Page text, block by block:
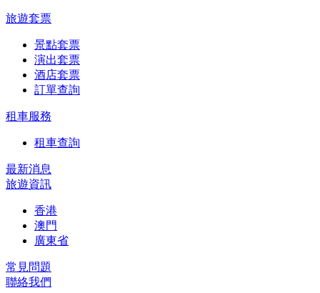
旅遊套票
景點套票
演出套票
酒店套票
訂單查詢
租車服務
租車查詢
最新消息
旅遊資訊
香港
澳門
廣東省
常見問題
聯絡我們